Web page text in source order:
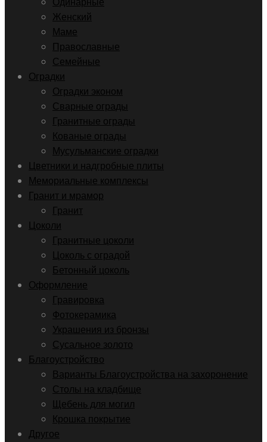
Женский
Маме
Православные
Семейные
Оградки
Оградки эконом
Сварные ограды
Гранитные ограды
Кованые ограды
Мусульманские оградки
Цветники и надгробные плиты
Мемориальные комплексы
Гранит и мрамор
Гранит
Цоколи
Гранитные цоколи
Цоколь с оградой
Бетонный цоколь
Оформление
Гравировка
Фотокерамика
Украшения из бронзы
Сусальное золото
Благоустройство
Варианты Благоустройства на захоронение
Столы на кладбище
Щебень для могил
Крошка покрытие
Другое